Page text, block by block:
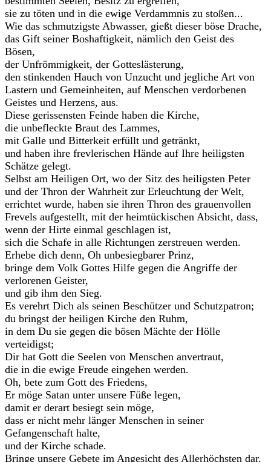
sie zu töten und in die ewige Verdammnis zu stoßen...
Wie das schmutzigste Abwasser, gießt dieser böse Drache,
das Gift seiner Boshaftigkeit, nämlich den Geist des
Bösen,
der Unfrömmigkeit, der Gotteslästerung,
den stinkenden Hauch von Unzucht und jegliche Art von
Lastern und Gemeinheiten, auf Menschen verdorbenen
Geistes und Herzens, aus.
Diese gerissensten Feinde haben die Kirche,
die unbefleckte Braut des Lammes,
mit Galle und Bitterkeit erfüllt und getränkt,
und haben ihre frevlerischen Hände auf Ihre heiligsten
Schätze gelegt.
Selbst am Heiligen Ort, wo der Sitz des heiligsten Peter
und der Thron der Wahrheit zur Erleuchtung der Welt,
errichtet wurde, haben sie ihren Thron des grauenvollen
Frevels aufgestellt, mit der heimtückischen Absicht, dass,
wenn der Hirte einmal geschlagen ist,
sich die Schafe in alle Richtungen zerstreuen werden.
Erhebe dich denn, Oh unbesiegbarer Prinz,
bringe dem Volk Gottes Hilfe gegen die Angriffe der
verlorenen Geister,
und gib ihm den Sieg.
Es verehrt Dich als seinen Beschützer und Schutzpatron;
du bringst der heiligen Kirche den Ruhm,
in dem Du sie gegen die bösen Mächte der Hölle
verteidigst;
Dir hat Gott die Seelen von Menschen anvertraut,
die in die ewige Freude eingehen werden.
Oh, bete zum Gott des Friedens,
Er möge Satan unter unsere Füße legen,
damit er derart besiegt sein möge,
dass er nicht mehr länger Menschen in seiner
Gefangenschaft halte,
und der Kirche schade.
Bringe unsere Gebete im Angesicht des Allerhöchsten dar,